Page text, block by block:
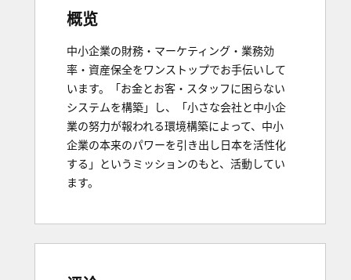
概览
中小企業の財務・マーケティング・業務効
率・資産保全をワンストップでお手伝いして
います。「お金とお客・スタッフに困らない
システムを構築」し、「小さな会社と中小企
業の努力が報われる環境構築によって、中小
企業の本来のパワーを引き出し日本を活性化
する」というミッションのもと、活動してい
ます。